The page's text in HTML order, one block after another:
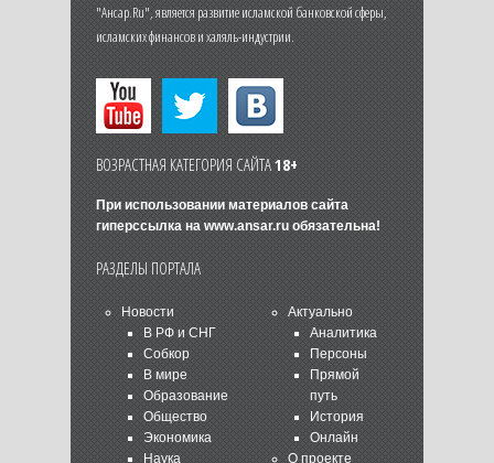
"Ансар.Ru", является развитие исламской банковской сферы,
исламских финансов и халяль-индустрии.
ВОЗРАСТНАЯ КАТЕГОРИЯ САЙТА18+
При использовании материалов сайта
гиперссылка на www.ansar.ruобязательна!
РАЗДЕЛЫ ПОРТАЛА
Новости
В РФ и СНГ
Собкор
В мире
Образование
Общество
Экономика
Наука
Актуально
Аналитика
Персоны
Прямой
путь
История
Онлайн
О проекте